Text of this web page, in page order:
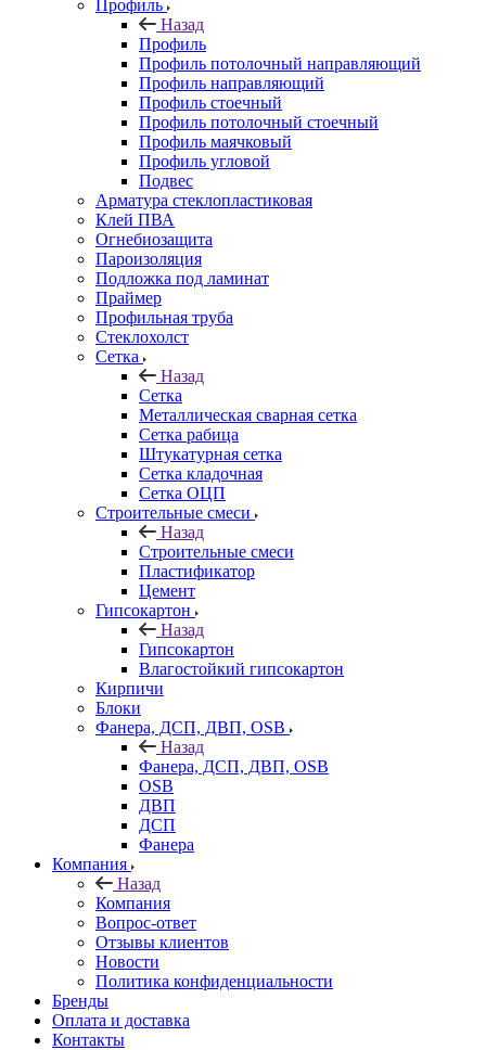
Профиль
Назад
Профиль
Профиль потолочный направляющий
Профиль направляющий
Профиль стоечный
Профиль потолочный стоечный
Профиль маячковый
Профиль угловой
Подвес
Арматура стеклопластиковая
Клей ПВА
Огнебиозащита
Пароизоляция
Подложка под ламинат
Праймер
Профильная труба
Стеклохолст
Сетка
Назад
Сетка
Металлическая сварная сетка
Сетка рабица
Штукатурная сетка
Сетка кладочная
Сетка ОЦП
Строительные смеси
Назад
Строительные смеси
Пластификатор
Цемент
Гипсокартон
Назад
Гипсокартон
Влагостойкий гипсокартон
Кирпичи
Блоки
Фанера, ДСП, ДВП, OSB
Назад
Фанера, ДСП, ДВП, OSB
OSB
ДВП
ДСП
Фанера
Компания
Назад
Компания
Вопрос-ответ
Отзывы клиентов
Новости
Политика конфиденциальности
Бренды
Оплата и доставка
Контакты